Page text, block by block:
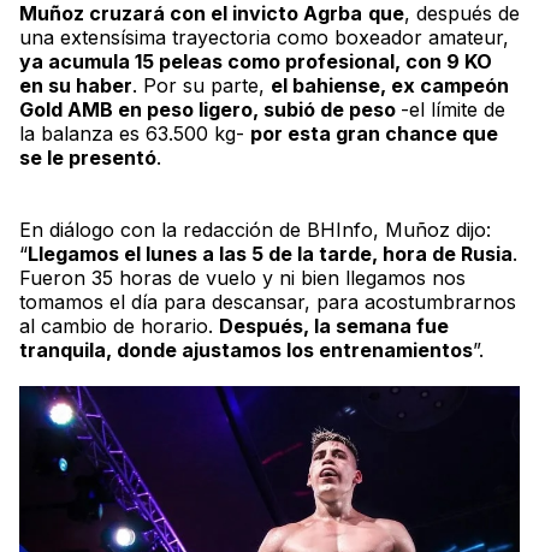
Muñoz cruzará con el invicto Agrba que, después de
una extensísima trayectoria como boxeador amateur,
ya acumula 15 peleas como profesional, con 9 KO
en su haber. Por su parte, el bahiense, ex campeón
Gold AMB en peso ligero, subió de peso -el límite de
la balanza es 63.500 kg- por esta gran chance que
se le presentó.
En diálogo con la redacción de BHInfo, Muñoz dijo:
“Llegamos el lunes a las 5 de la tarde, hora de Rusia.
Fueron 35 horas de vuelo y ni bien llegamos nos
tomamos el día para descansar, para acostumbrarnos
al cambio de horario. Después, la semana fue
tranquila, donde ajustamos los entrenamientos”.